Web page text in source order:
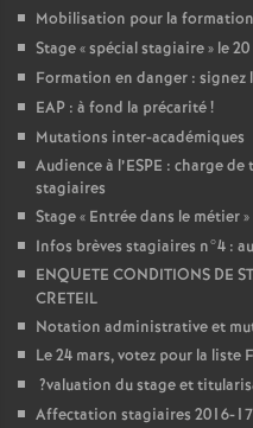
Mobilisation pour la formation
Stage «spécial stagiaire» le
Formation en danger :
EAP : à fond la précarité!
Mutations inter-académiques
Audience à l’ESPE : charge de
stagiaires
Stage « Entrée dans le métier
Infos brèves stagiaires n°4 :
ENQUETE CONDITIONS DE
CRETEIL
Notation administrative et
Le 24 mars, votez pour la liste
?valuation du stage et
Affectation stagiaires 2016-